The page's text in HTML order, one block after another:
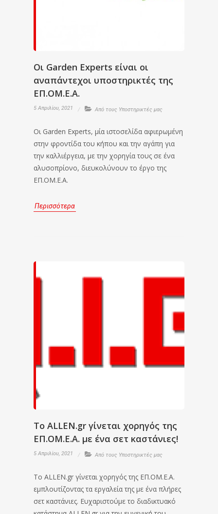
Οι Garden Experts είναι οι
αναπάντεχοι υποστηρικτές της
ΕΠ.ΟΜ.Ε.Α.
5 Απριλίου, 2021 Από τους Υποστηρικτές μας
Οι Garden Experts, μία ιστοσελίδα αφιερωμένη
στην φροντίδα του κήπου και την αγάπη για
την καλλιέργεια, με την χορηγία τους σε ένα
αλυσοπρίονο, διευκολύνουν το έργο της
ΕΠ.ΟΜ.Ε.Α.
Περισσότερα
To ALLEN.gr γίνεται χορηγός της
ΕΠ.ΟΜ.Ε.Α. με ένα σετ καστάνιες!
5 Απριλίου, 2021 Από τους Υποστηρικτές μας
To ALLEN.gr γίνεται χορηγός της ΕΠ.ΟΜ.Ε.Α.
εμπλουτίζοντας τα εργαλεία της με ένα πλήρες
σετ καστάνιες. Ευχαριστούμε το διαδικτυακό